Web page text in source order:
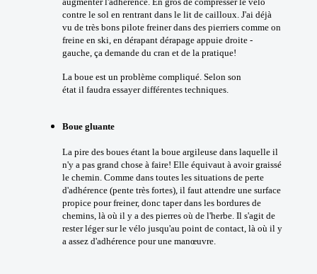
contre le sol en rentrant dans le lit de cailloux. J'ai déjà
vu de très bons pilote freiner dans des pierriers comme on
freine en ski, en dérapant dérapage appuie droite -
gauche, ça demande du cran et de la pratique!
La boue est un problème compliqué. Selon son
état il faudra essayer différentes techniques.
Boue gluante
La pire des boues étant la boue argileuse dans laquelle il
n'y a pas grand chose à faire! Elle équivaut à avoir graissé
le chemin. Comme dans toutes les situations de perte
d'adhérence (pente très fortes), il faut attendre une surface
propice pour freiner, donc taper dans les bordures de
chemins, là où il y a des pierres où de l'herbe. Il s'agit de
rester léger sur le vélo jusqu'au point de contact, là où il y
a assez d'adhérence pour une manœuvre.